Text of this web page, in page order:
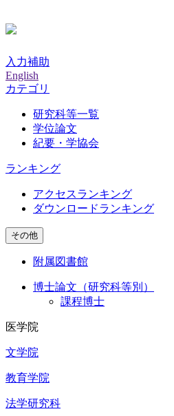
入力補助
English
カテゴリ
研究科等一覧
学位論文
紀要・学協会
ランキング
アクセスランキング
ダウンロードランキング
その他
附属図書館
博士論文（研究科等別）
課程博士
医学院
文学院
教育学院
法学研究科